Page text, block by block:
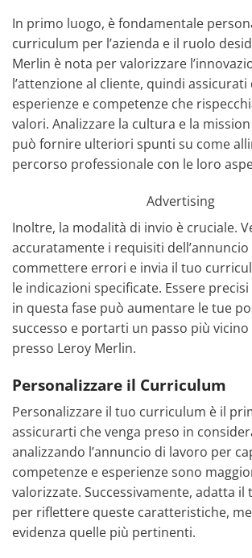
In primo luogo, è fondamentale
curriculum per l’azienda e il ruolo
Merlin è nota per valorizzare
l’attenzione al cliente, quindi
esperienze e competenze che
valori. Analizzare la cultura e la
può fornire ulteriori spunti su come
percorso professionale con le loro
Advertising
Inoltre, la modalità di invio è cruciale.
accuratamente i requisiti
commettere errori e invia il tuo
le indicazioni specificate. Essere
in questa fase può aumentare le tue
successo e portarti un passo più
presso Leroy Merlin.
Personalizzare il Curriculum
Personalizzare il tuo curriculum è il
assicurarti che venga preso in
analizzando l’annuncio di lavoro per
competenze e esperienze sono
valorizzate. Successivamente, adatta
per riflettere queste caratteristiche,
evidenza quelle più pertinenti.